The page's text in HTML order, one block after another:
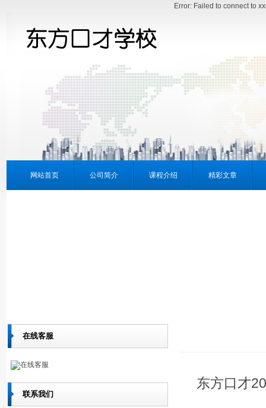
Error: Failed to connect to
网站首页 公司简介 课程介绍 精彩文章
在线客服
在线客服
联系我们
东方口才